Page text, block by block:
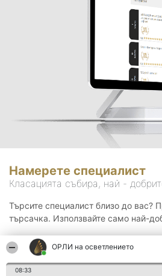
ОРЛИ на осветлението
08:33
Намерете специалист
Класацията събира, най -
Търсите специалист близо до вас?
търсачка. Използвайте само най-